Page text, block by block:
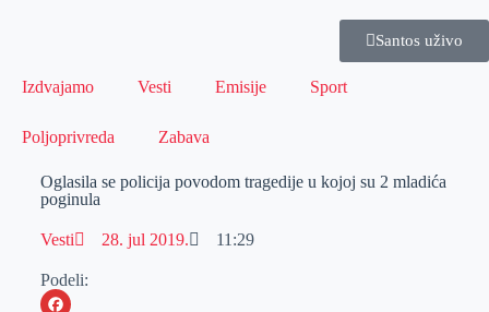
Santos uživo
Izdvajamo Vesti Emisije Sport
Poljoprivreda Zabava
Oglasila se policija povodom tragedije u kojoj su 2 mladića
poginula
Vesti 28. jul 2019. 11:29
Podeli: